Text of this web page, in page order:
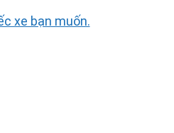
xe bạn muốn.